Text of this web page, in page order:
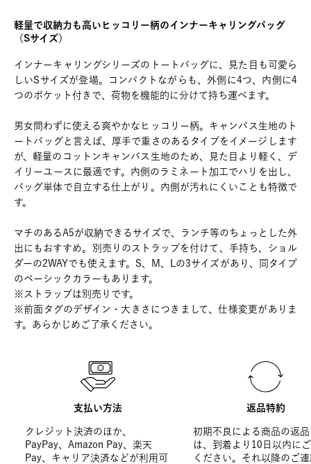
軽量で収納力も高いヒッコリー柄のインナーキャリングバッグ
（Sサイズ）
インナーキャリングシリーズのトートバッグに、見た目も可愛ら
しいSサイズが登場。コンパクトながらも、外側に4つ、内側に4
つのポケット付きで、荷物を機能的に分けて持ち運べます。
男女問わずに使える爽やかなヒッコリー柄。キャンバス生地のト
ートバッグと言えば、厚手で重さのあるタイプをイメージします
が、軽量のコットンキャンバス生地のため、見た目より軽く、デ
イリーユースに最適です。内側のラミネート加工でハリを出し、
バッグ単体で自立する仕上がり。内側が汚れにくいことも特徴で
す。
マチのあるA5が収納できるサイズで、ランチ等のちょっとした外
出にもおすすめ。別売りのストラップを付けて、手持ち、ショル
ダーの2WAYでも使えます。S、M、Lの3サイズがあり、同タイプ
のベーシックカラーもあります。
※ストラップは別売りです。
※前面タグのデザイン・大きさにつきまして、仕様変更がありま
す。あらかじめご了承ください。
支払い方法
クレジット決済のほか、
PayPay、Amazon Pay、楽天
Pay、キャリア決済などが利用可
返品特約
初期不良による商品の返
は、到着より10日以内に
ください。それ以降のご